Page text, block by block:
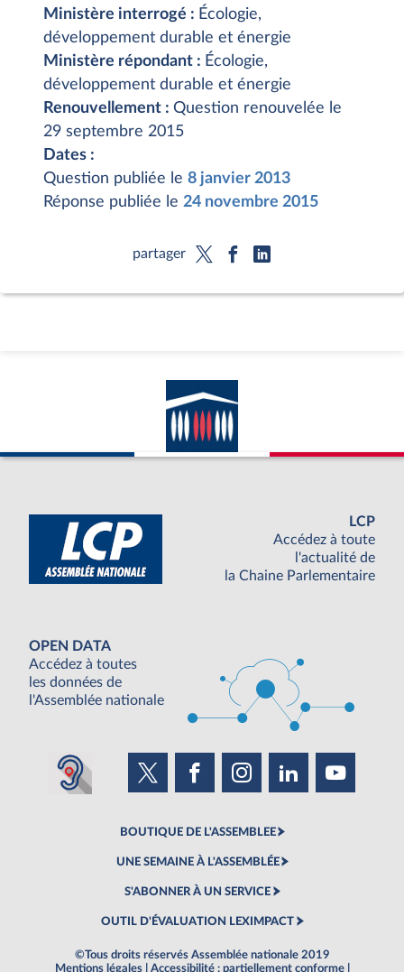
Ministère interrogé : Écologie,
développement durable et énergie
Ministère répondant : Écologie,
développement durable et énergie
Renouvellement : Question renouvelée le
29 septembre 2015
Dates :
Question publiée le 8 janvier 2013
Réponse publiée le 24 novembre 2015
partager
LCP
Accédez à toute
l'actualité de
la Chaine Parlementaire
OPEN DATA
Accédez à toutes
les données de
l'Assemblée nationale
BOUTIQUE DE L'ASSEMBLEE
UNE SEMAINE À L'ASSEMBLÉE
S'ABONNER À UN SERVICE
OUTIL D'ÉVALUATION LEXIMPACT
©Tous droits réservés Assemblée nationale 2019
Mentions légales
Accessibilité : partiellement conforme